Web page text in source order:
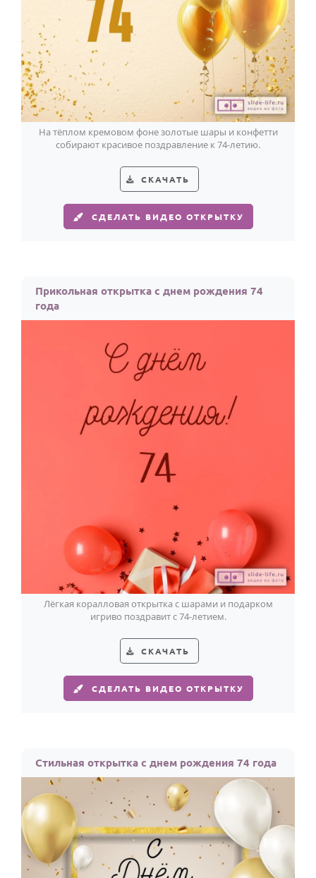
На тёплом кремовом фоне золотые шары и конфетти
собирают красивое поздравление к 74-летию.
СКАЧАТЬ
СДЕЛАТЬ ВИДЕО ОТКРЫТКУ
Прикольная открытка с днем рождения 74
года
Лёгкая коралловая открытка с шарами и подарком
игриво поздравит с 74-летием.
СКАЧАТЬ
СДЕЛАТЬ ВИДЕО ОТКРЫТКУ
Стильная открытка с днем рождения 74 года